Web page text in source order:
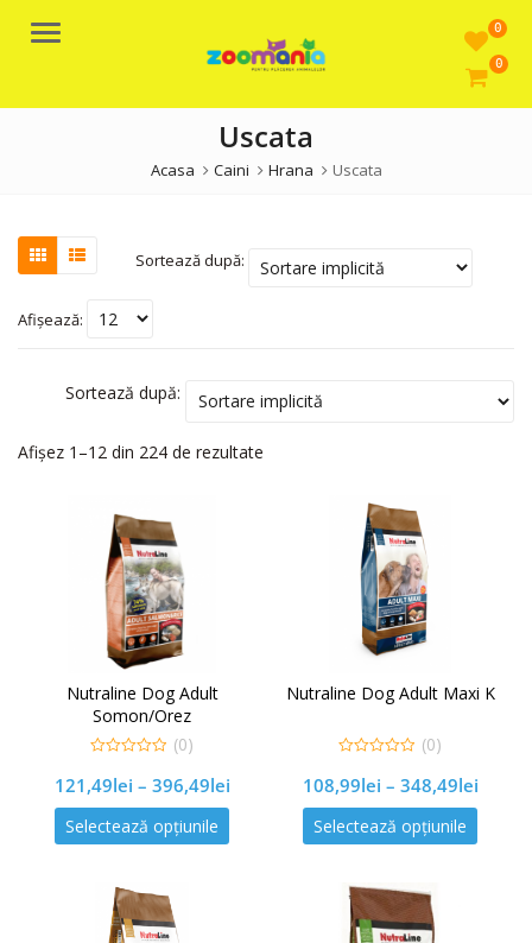
Meniu 0
0
Uscata
Acasa Caini Hrana Uscata
Sortează după:
Afișează:
Sortează după:
Afișez 1–12 din 224 de rezultate
Nutraline Dog Adult
Somon/Orez
out
of
5
(0)
121,49lei – 396,49lei
Selectează opțiunile
Nutraline Dog Adult Maxi K
out
of
5
(0)
108,99lei – 348,49lei
Selectează opțiunile